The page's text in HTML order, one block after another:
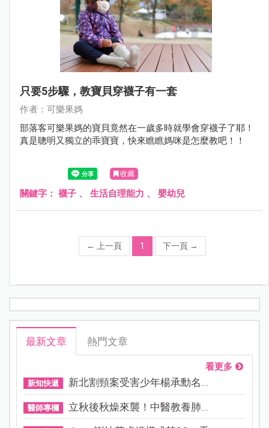
只要5步驟，教寶貝穿襪子有一套
作者：可樂果媽
部落客可樂果媽的寶貝竟然在一歲多時就學會穿襪子了耶！
真是聰明又獨立的乖寶寶，快來瞧瞧媽咪是怎麼教吧！！
收藏
關鍵字： 襪子 、 生活自理能力 、 嬰幼兒
← 上一頁 1 下一頁 →
最新文章 熱門文章
看更多
新知快遞 新北割頸案受害少年楊承勳名...
醫師專欄 立秋後秋燥來襲！中醫教養肺...